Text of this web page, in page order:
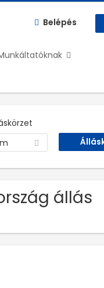
Belépés
állás